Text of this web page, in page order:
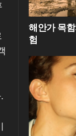
해안가 목
험